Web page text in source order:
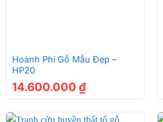
Hoành Phi Gỗ Mẫu Đẹp –
HP20
14.600.000₫